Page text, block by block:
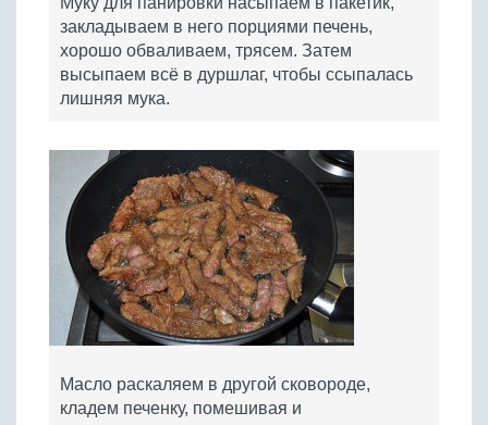
закладываем в него порциями печень,
хорошо обваливаем, трясем. Затем
высыпаем всё в дуршлаг, чтобы ссыпалась
лишняя мука.
Масло раскаляем в другой сковороде,
кладем печенку, помешивая и